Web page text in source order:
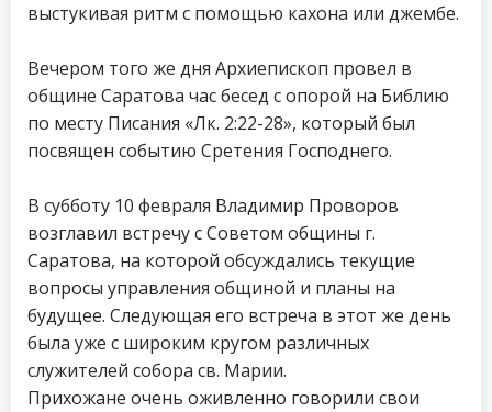
выстукивая ритм с помощью кахона или джембе.
Вечером того же дня Архиепископ провел в
общине Саратова час бесед с опорой на Библию
по месту Писания «Лк. 2:22-28», который был
посвящен событию Сретения Господнего.
В субботу 10 февраля Владимир Проворов
возглавил встречу с Советом общины г.
Саратова, на которой обсуждались текущие
вопросы управления общиной и планы на
будущее. Следующая его встреча в этот же день
была уже с широким кругом различных
служителей собора св. Марии.
Прихожане очень оживленно говорили свои